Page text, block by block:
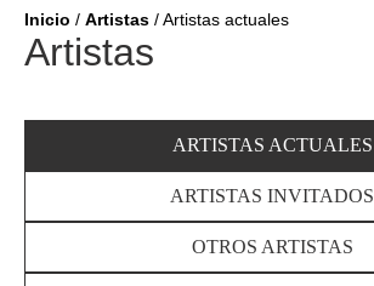
Inicio / Artistas / Artistas actuales
Artistas
ARTISTAS ACTUALES
ARTISTAS INVITADOS
OTROS ARTISTAS